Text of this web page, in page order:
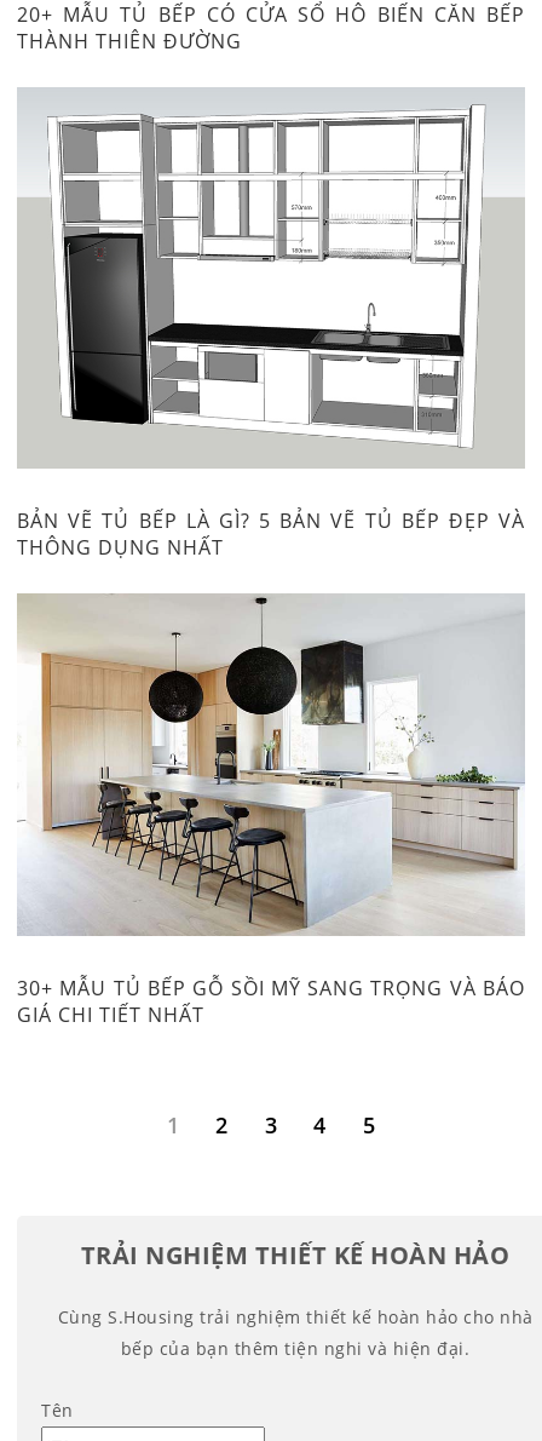
20+ MẪU TỦ BẾP CÓ CỬA SỔ HÔ BIẾN CĂN BẾP
THÀNH THIÊN ĐƯỜNG
BẢN VẼ TỦ BẾP LÀ GÌ? 5 BẢN VẼ TỦ BẾP ĐẸP VÀ
THÔNG DỤNG NHẤT
30+ MẪU TỦ BẾP GỖ SỒI MỸ SANG TRỌNG VÀ BÁO
GIÁ CHI TIẾT NHẤT
1 2 3 4 5
TRẢI NGHIỆM THIẾT KẾ HOÀN HẢO
Cùng S.Housing trải nghiệm thiết kế hoàn hảo cho nhà
bếp của bạn thêm tiện nghi và hiện đại.
Tên